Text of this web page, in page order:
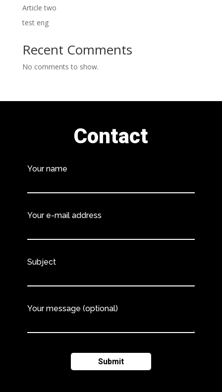
Article two
test eng
Recent Comments
No comments to show.
Contact
Your name
Your e-mail address
Subject
Your message (optional)